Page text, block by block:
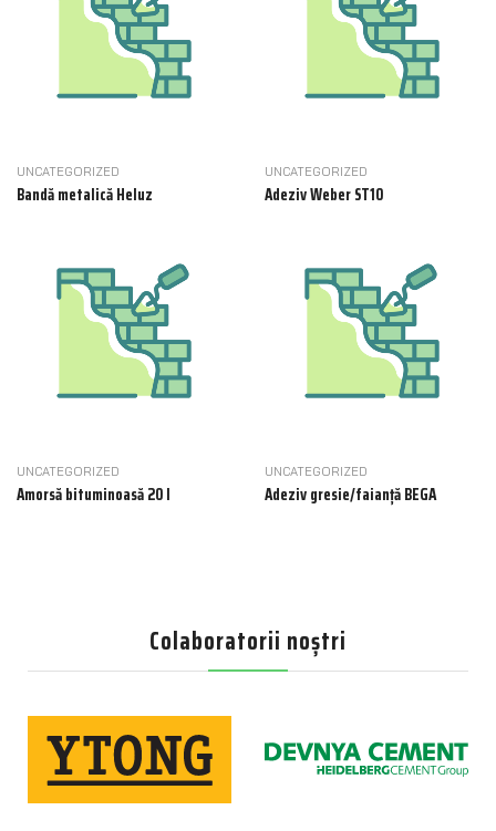
UNCATEGORIZED
Bandă metalică Heluz
UNCATEGORIZED
Adeziv Weber ST10
UNCATEGORIZED
Amorsă bituminoasă 20 l
UNCATEGORIZED
Adeziv gresie/faianță BEGA
Colaboratorii noștri